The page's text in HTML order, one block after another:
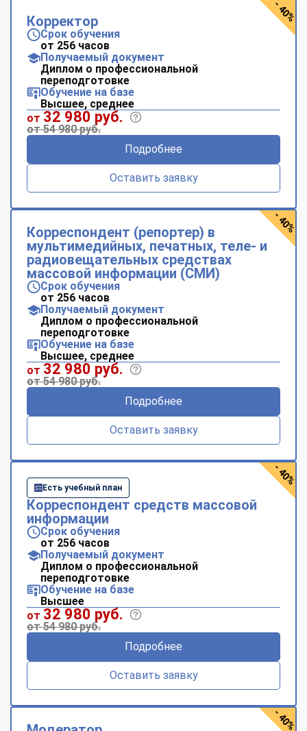
Корректор
Срок обучения
от 256 часов
Получаемый документ
Диплом о профессиональной
переподготовке
Обучение на базе
Высшее, среднее
от 32 980 руб.
от 54 980 руб.
Подробнее
Оставить заявку
- 40%
Корреспондент (репортер) в
мультимедийных, печатных, теле- и
радиовещательных средствах
массовой информации (СМИ)
Срок обучения
от 256 часов
Получаемый документ
Диплом о профессиональной
переподготовке
Обучение на базе
Высшее, среднее
от 32 980 руб.
от 54 980 руб.
Подробнее
Оставить заявку
- 40%
Есть учебный план
Корреспондент средств массовой
информации
Срок обучения
от 256 часов
Получаемый документ
Диплом о профессиональной
переподготовке
Обучение на базе
Высшее
от 32 980 руб.
от 54 980 руб.
Подробнее
Оставить заявку
- 40%
- 40%